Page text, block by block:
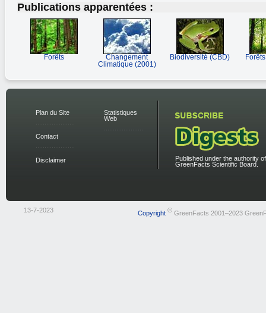
Publications apparentées :
Forêts
Changement
Climatique (2001)
Biodiversité (CBD)
Plan du Site
Contact
Disclaimer
Statistiques
Web
Published under the authority
GreenFacts Scientific Board.
13-7-2023 Copyright ©GreenFacts 2001–2023